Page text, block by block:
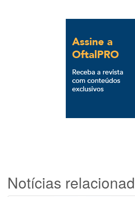
Notícias